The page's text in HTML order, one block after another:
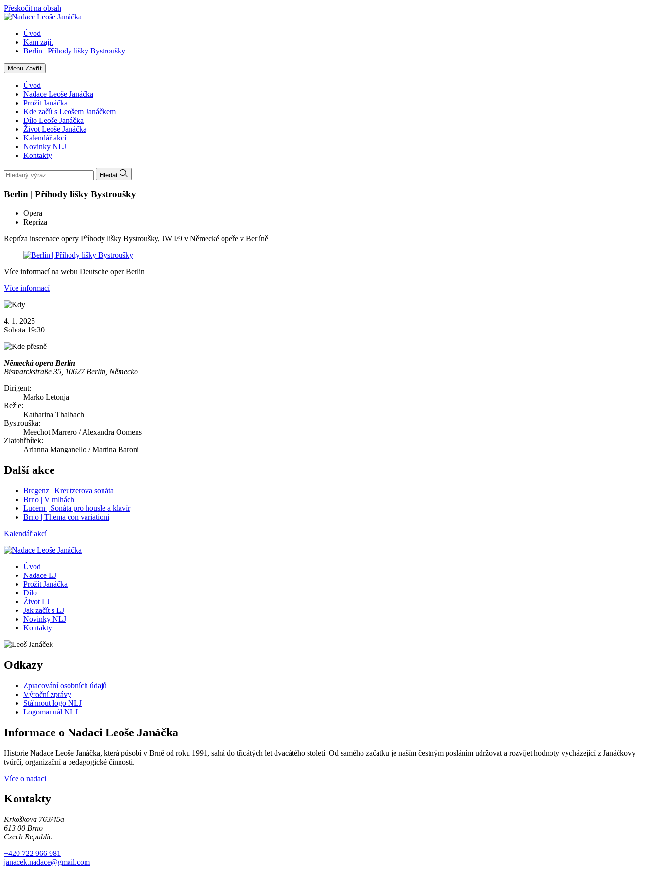
Přeskočit na obsah
Úvod
Kam zajít
Berlín | Příhody lišky Bystroušky
Menu Zavřít
Úvod
Nadace Leoše Janáčka
Prožít Janáčka
Kde začít s Leošem Janáčkem
Dílo Leoše Janáčka
Život Leoše Janáčka
Kalendář akcí
Novinky NLJ
Kontakty
Hledat
Berlín | Příhody lišky Bystroušky
Opera
Repríza
Repríza inscenace opery Příhody lišky Bystroušky, JW I/9 v Německé opeře v Berlíně
Více informací na webu Deutsche oper Berlin
Více informací
4. 1. 2025
Sobota 19:30
Německá opera Berlín
Bismarckstraße 35, 10627 Berlin, Německo
Dirigent:
Marko Letonja
Režie:
Katharina Thalbach
Bystrouška:
Meechot Marrero / Alexandra Oomens
Zlatohřbítek:
Arianna Manganello / Martina Baroni
Další akce
Bregenz | Kreutzerova sonáta
Brno | V mlhách
Lucern | Sonáta pro housle a klavír
Brno | Thema con variationi
Kalendář akcí
Úvod
Nadace LJ
Prožít Janáčka
Dílo
Život LJ
Jak začít s LJ
Novinky NLJ
Kontakty
Odkazy
Zpracování osobních údajů
Výroční zprávy
Stáhnout logo NLJ
Logomanuál NLJ
Informace o Nadaci Leoše Janáčka
Historie Nadace Leoše Janáčka, která působí v Brně od roku 1991, sahá do třicátých let dvacátého století. Od samého začátku je naším čestným posláním udržovat a rozvíjet hodnoty vycházející z Janáčkovy
tvůrčí, organizační a pedagogické činnosti.
Více o nadaci
Kontakty
Krkoškova 763/45a
613 00 Brno
Czech Republic
+420 722 966 981
janacek.nadace@gmail.com